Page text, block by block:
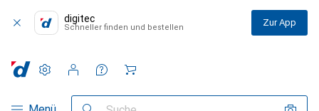
digitec
Schneller finden und bestellen Zur App
Navigation nach Kategorien
Einstellungen
Kundenkonto
Vergleichslisten
Merklisten
Warenkorb